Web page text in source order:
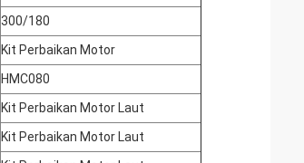
300/180
Kit Perbaikan Motor
HMC080
Kit Perbaikan Motor Laut
Kit Perbaikan Motor Laut